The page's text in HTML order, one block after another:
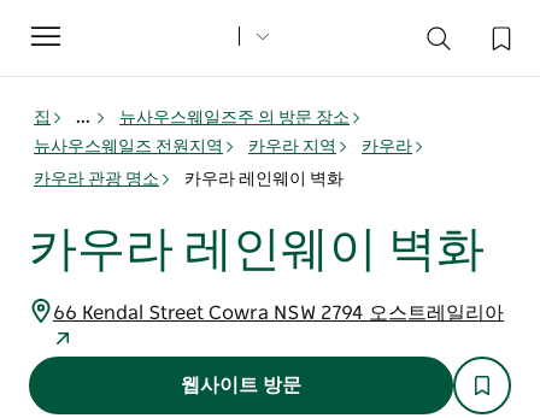
Toggle
navigation
집 ...
뉴사우스웨일즈주 의 방문 장소
뉴사우스웨일즈 전원지역
카우라 지역
카우라
카우라 관광 명소
카우라 레인웨이 벽화
카우라 레인웨이 벽화
66 Kendal Street Cowra NSW 2794 오스트레일리아
웹사이트 방문